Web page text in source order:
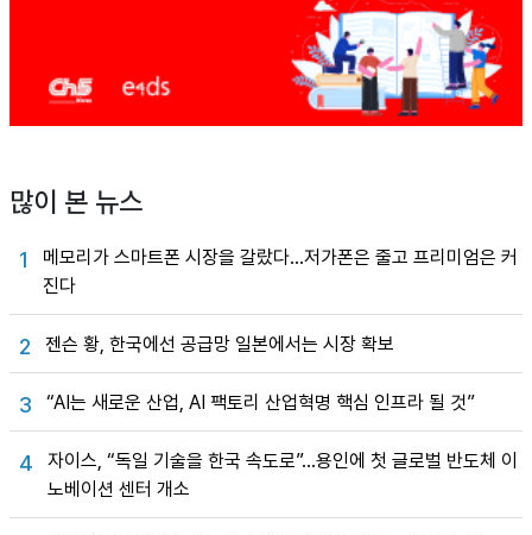
많이 본 뉴스
1
메모리가 스마트폰 시장을 갈랐다…저가폰은 줄고 프리미엄은 커
진다
2 젠슨 황, 한국에선 공급망 일본에서는 시장 확보
3 “AI는 새로운 산업, AI 팩토리 산업혁명 핵심 인프라 될 것”
4
자이스, “독일 기술을 한국 속도로”…용인에 첫 글로벌 반도체 이
노베이션 센터 개소